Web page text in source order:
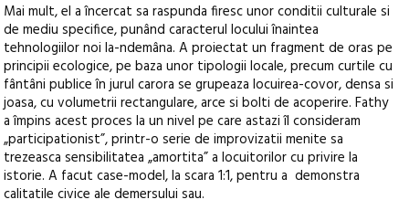
Mai mult, el a încercat sa raspunda firesc unor conditii culturale si
de mediu specifice, punând caracterul locului înaintea
tehnologiilor noi la-ndemâna. A proiectat un fragment de oras pe
principii ecologice, pe baza unor tipologii locale, precum curtile cu
fântâni publice în jurul carora se grupeaza locuirea-covor, densa si
joasa, cu volumetrii rectangulare, arce si bolti de acoperire. Fathy
a împins acest proces la un nivel pe care astazi îl consideram
„participationist”, printr-o serie de improvizatii menite sa
trezeasca sensibilitatea „amortita” a locuitorilor cu privire la
istorie. A facut case-model, la scara 1:1, pentru a demonstra
calitatile civice ale demersului sau.